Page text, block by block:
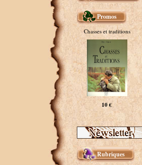
Promos
Chasses et traditions
10 €
Rubriques